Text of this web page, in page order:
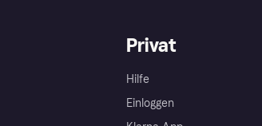
Privat
Hilfe
Einloggen